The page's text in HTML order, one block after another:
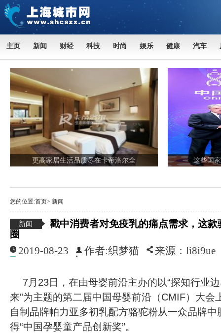
主页 新闻 财经 科技 时尚 娱乐 健康 汽车
更高家居生活品质尽在卡帝洛尔全 这些国
您的位置:首页> 新闻
新闻
戳中消费者对免疫乳的痛点需求，这
圈
2019-08-23 作者:织梦猫 来源：li8i9ue
7月23日，在由母婴前沿主办的以“探知行业
来”为主题的第二届中国母婴前沿（CMIF）大会
自制品牌帕力亚多初乳配方骆驼粉从一众品牌中
得“中国孕婴童产品创新奖”。